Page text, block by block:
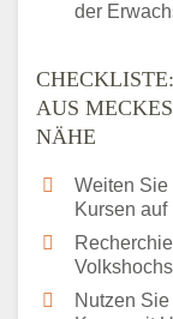
der
AUS
NÄHE
Weiten
Kursen
Nutzen